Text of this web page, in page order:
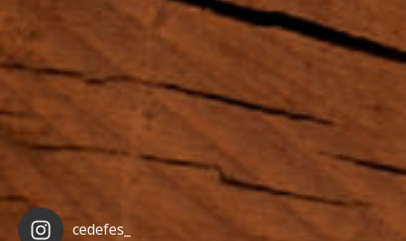
cedefes_